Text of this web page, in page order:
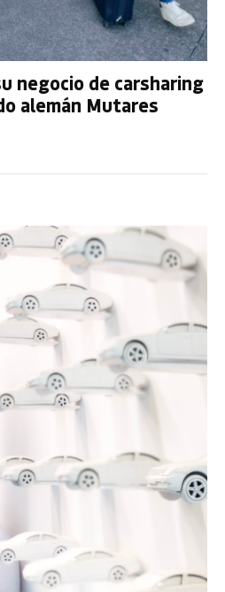
negocio de carsharing
alemán Mutares